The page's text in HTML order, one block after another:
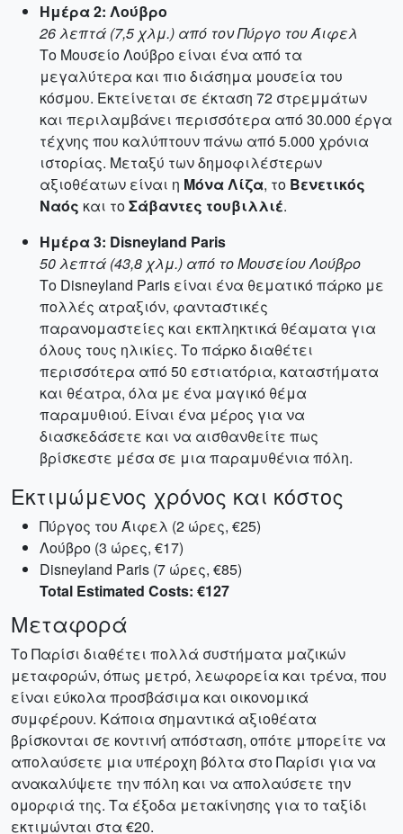
Ημέρα 2: Λούβρο
26 λεπτά (7,5 χλμ.) από τον Πύργο του Άιφελ
Το Μουσείο Λούβρο είναι ένα από τα
μεγαλύτερα και πιο διάσημα μουσεία του
κόσμου. Εκτείνεται σε έκταση 72 στρεμμάτων
και περιλαμβάνει περισσότερα από 30.000 έργα
τέχνης που καλύπτουν πάνω από 5.000 χρόνια
ιστορίας. Μεταξύ των δημοφιλέστερων
αξιοθέατων είναι η Μόνα Λίζα, το Βενετικός
Ναός και τοΣάβαντες τουβιλλιέ.
Ημέρα 3: Disneyland Paris
50 λεπτά (43,8 χλμ.) από το Μουσείου Λούβρο
Το Disneyland Paris είναι ένα θεματικό πάρκο με
πολλές ατραξιόν, φανταστικές
παρανομαστείες και εκπληκτικά θέαματα για
όλους τους ηλικίες. Το πάρκο διαθέτει
περισσότερα από 50 εστιατόρια, καταστήματα
και θέατρα, όλα με ένα μαγικό θέμα
παραμυθιού. Είναι ένα μέρος για να
διασκεδάσετε και να αισθανθείτε πως
βρίσκεστε μέσα σε μια παραμυθένια πόλη.
Εκτιμώμενος χρόνος και κόστος
Πύργος του Άιφελ (2 ώρες, €25)
Λούβρο (3 ώρες, €17)
Disneyland Paris (7 ώρες, €85)
Total Estimated Costs: €127
Μεταφορά
Το Παρίσι διαθέτει πολλά συστήματα μαζικών
μεταφορών, όπως μετρό, λεωφορεία και τρένα, που
είναι εύκολα προσβάσιμα και οικονομικά
συμφέρουν. Κάποια σημαντικά αξιοθέατα
βρίσκονται σε κοντινή απόσταση, οπότε μπορείτε να
απολαύσετε μια υπέροχη βόλτα στο Παρίσι για να
ανακαλύψετε την πόλη και να απολαύσετε την
ομορφιά της. Τα έξοδα μετακίνησης για το ταξίδι
εκτιμώνται στα €20.